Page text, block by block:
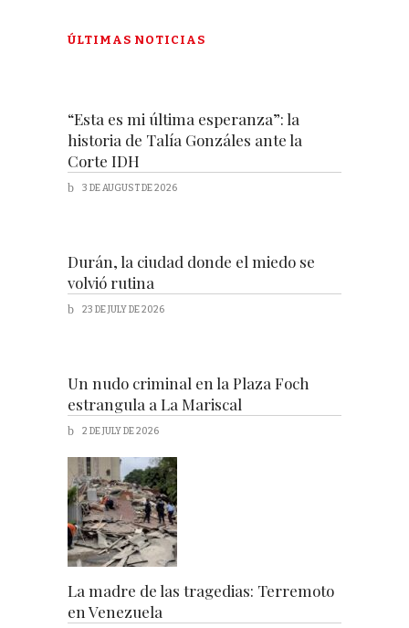
ÚLTIMAS NOTICIAS
“Esta es mi última esperanza”: la
historia de Talía Gonzáles ante la
Corte IDH
3 DE AUGUST DE 2026
Durán, la ciudad donde el miedo se
volvió rutina
23 DE JULY DE 2026
Un nudo criminal en la Plaza Foch
estrangula a La Mariscal
2 DE JULY DE 2026
La madre de las tragedias: Terremoto
en Venezuela